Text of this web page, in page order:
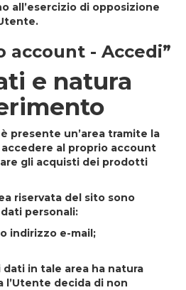
all’esercizio di opposizione
account - Accedi”
e natura
presente un’area tramite la
al proprio account
gli acquisti dei prodotti
riservata del sito sono
personali:
indirizzo e-mail;
in tale area ha natura
l’Utente decida di non